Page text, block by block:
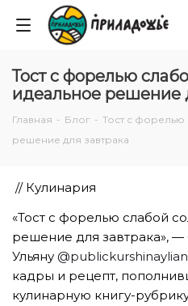
Тост с форелью
идеальное решение
Главная - Блог - Тост с
решение для завтрака
// Кулинария
«Тост с форелью слабой
решение для завтрака»,
Ульяну
кадры и рецепт,
кулинарную книгу-